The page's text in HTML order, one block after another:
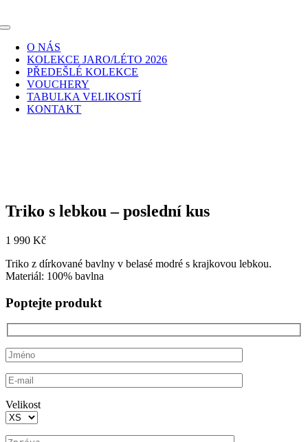
to
Toggle
Navigation
O NÁS
KOLEKCE JARO/LÉTO 2026
PŘEDEŠLÉ KOLEKCE
VOUCHERY
TABULKA VELIKOSTÍ
KONTAKT
Triko s lebkou – poslední kus
1 990 Kč
Triko z dírkované bavlny v belasé modré s krajkovou lebkou.
Materiál: 100% bavlna
Poptejte produkt
Velikost